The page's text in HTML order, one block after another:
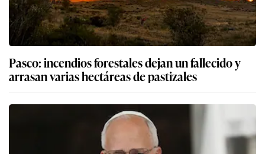
Pasco: incendios forestales dejan un fallecido y
arrasan varias hectáreas de pastizales